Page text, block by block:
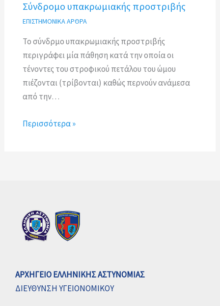
Σύνδρομο υπακρωμιακής προστριβής
ΕΠΙΣΤΗΜΟΝΙΚΑ ΑΡΘΡΑ
Το σύνδρμο υπακρωμιακής προστριβής
περιγράφει μία πάθηση κατά την οποία οι
τένοντες του στροφικού πετάλου του ώμου
πιέζονται (τρίβονται) καθώς περνούν ανάμεσα
από την…
Περισσότερα »
ΑΡΧΗΓΕΙΟ ΕΛΛΗΝΙΚΗΣ ΑΣΤΥΝΟΜΙΑΣ
ΔΙΕΥΘΥΝΣΗ ΥΓΕΙΟΝΟΜΙΚΟΥ